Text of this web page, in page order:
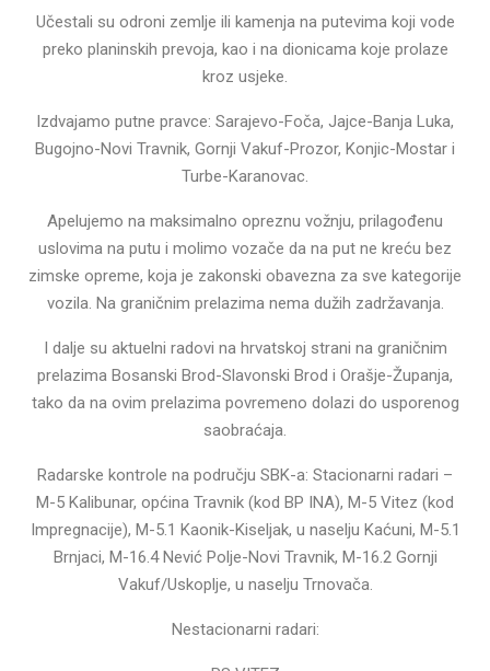
Učestali su odroni zemlje ili kamenja na putevima koji vode
preko planinskih prevoja, kao i na dionicama koje prolaze
kroz usjeke.
Izdvajamo putne pravce: Sarajevo-Foča, Jajce-Banja Luka,
Bugojno-Novi Travnik, Gornji Vakuf-Prozor, Konjic-Mostar i
Turbe-Karanovac.
Apelujemo na maksimalno opreznu vožnju, prilagođenu
uslovima na putu i molimo vozače da na put ne kreću bez
zimske opreme, koja je zakonski obavezna za sve kategorije
vozila. Na graničnim prelazima nema dužih zadržavanja.
I dalje su aktuelni radovi na hrvatskoj strani na graničnim
prelazima Bosanski Brod-Slavonski Brod i Orašje-Županja,
tako da na ovim prelazima povremeno dolazi do usporenog
saobraćaja.
Radarske kontrole na području SBK-a: Stacionarni radari –
M-5 Kalibunar, općina Travnik (kod BP INA), M-5 Vitez (kod
Impregnacije), M-5.1 Kaonik-Kiseljak, u naselju Kaćuni, M-5.1
Brnjaci, M-16.4 Nević Polje-Novi Travnik, M-16.2 Gornji
Vakuf/Uskoplje, u naselju Trnovača.
Nestacionarni radari: